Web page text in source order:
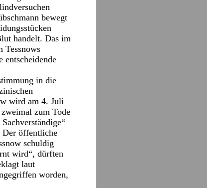
bewegt
handelt. Das im
Tessnows
entscheidende
in die
wird am 4. Juli
zum Tode
Der öffentliche
schuldig
wird“, dürften
laut
worden,